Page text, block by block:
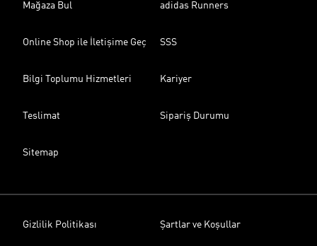
Mağaza Bul adidas Runners
Online Shop ile İletişime Geç SSS
Bilgi Toplumu Hizmetleri Kariyer
Teslimat Sipariş Durumu
Sitemap
Gizlilik Politikası Şartlar ve Koşullar